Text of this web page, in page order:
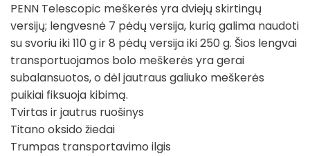
PENN Telescopic meškerės yra dviejų skirtingų
versijų; lengvesnė 7 pėdų versija, kurią galima naudoti
su svoriu iki 110 g ir 8 pėdų versija iki 250 g. Šios lengvai
transportuojamos bolo meškerės yra gerai
subalansuotos, o dėl jautraus galiuko meškerės
puikiai fiksuoja kibimą.
Tvirtas ir jautrus ruošinys
Titano oksido žiedai
Trumpas transportavimo ilgis